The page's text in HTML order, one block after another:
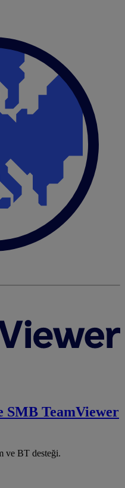
SMB TeamViewer
ve BT desteği.